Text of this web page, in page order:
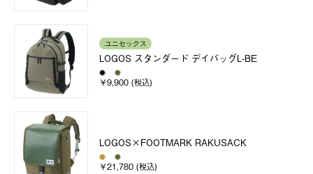
ユニセックス
LOGOS スタンダード デイバッグL-BE
￥9,900 (税込)
LOGOS×FOOTMARK RAKUSACK
￥21,780 (税込)